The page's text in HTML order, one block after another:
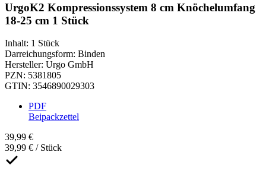
UrgoK2 Kompressionssystem 8 cm Knöchelumfang
18-25 cm 1 Stück
Inhalt: 1 Stück
Darreichungsform: Binden
Hersteller: Urgo GmbH
PZN: 5381805
GTIN: 3546890029303
PDF
Beipackzettel
39,99 €
39,99 € / Stück